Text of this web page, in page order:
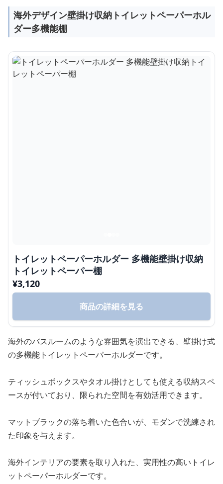
海外デザイン壁掛け収納トイレットペーパーホル
ダー多機能棚
トイレットペーパーホルダー 多機能壁掛け収納
トイレットペーパー棚
¥3,120
商品の詳細を見る
海外のバスルームのような雰囲気を演出できる、壁掛け式
の多機能トイレットペーパーホルダーです。
ティッシュボックスやタオル掛けとしても使える収納スペ
ースが付いており、限られた空間を有効活用できます。
マットブラックの落ち着いた色合いが、モダンで洗練され
た印象を与えます。
海外インテリアの要素を取り入れた、実用性の高いトイレ
ットペーパーホルダーです。